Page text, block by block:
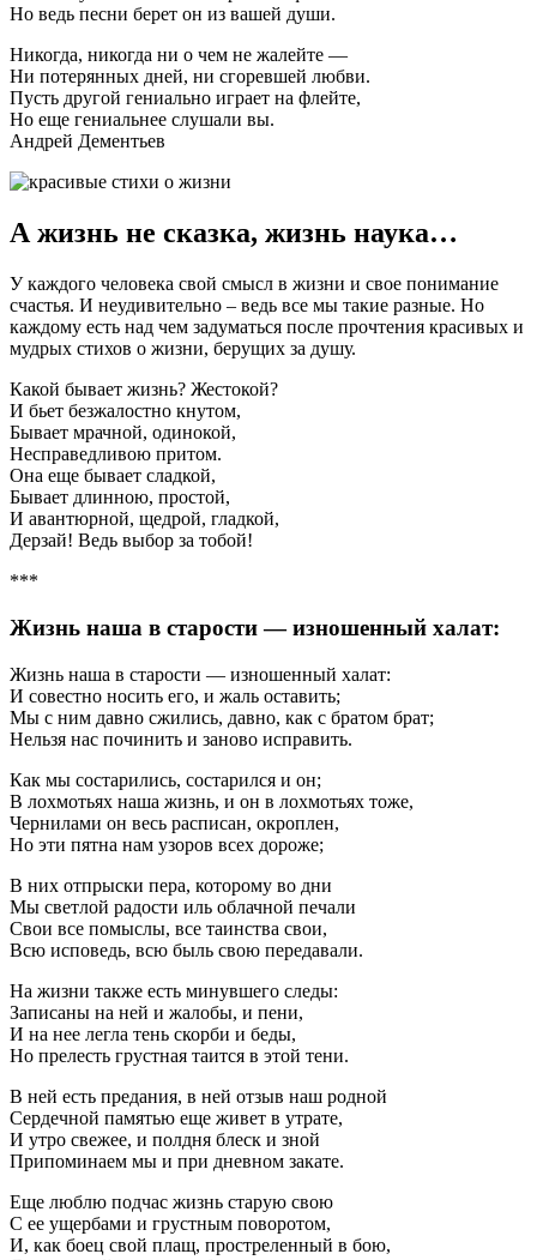
Но ведь песни берет он из вашей души.
Никогда, никогда ни о чем не жалейте —
Ни потерянных дней, ни сгоревшей любви.
Пусть другой гениально играет на флейте,
Но еще гениальнее слушали вы.
Андрей Дементьев
А жизнь не сказка, жизнь наука…
У каждого человека свой смысл в жизни и свое понимание
счастья. И неудивительно – ведь все мы такие разные. Но
каждому есть над чем задуматься после прочтения красивых и
мудрых стихов о жизни, берущих за душу.
Какой бывает жизнь? Жестокой?
И бьет безжалостно кнутом,
Бывает мрачной, одинокой,
Несправедливою притом.
Она еще бывает сладкой,
Бывает длинною, простой,
И авантюрной, щедрой, гладкой,
Дерзай! Ведь выбор за тобой!
***
Жизнь наша в старости — изношенный халат:
Жизнь наша в старости — изношенный халат:
И совестно носить его, и жаль оставить;
Мы с ним давно сжились, давно, как с братом брат;
Нельзя нас починить и заново исправить.
Как мы состарились, состарился и он;
В лохмотьях наша жизнь, и он в лохмотьях тоже,
Чернилами он весь расписан, окроплен,
Но эти пятна нам узоров всех дороже;
В них отпрыски пера, которому во дни
Мы светлой радости иль облачной печали
Свои все помыслы, все таинства свои,
Всю исповедь, всю быль свою передавали.
На жизни также есть минувшего следы:
Записаны на ней и жалобы, и пени,
И на нее легла тень скорби и беды,
Но прелесть грустная таится в этой тени.
В ней есть предания, в ней отзыв наш родной
Сердечной памятью еще живет в утрате,
И утро свежее, и полдня блеск и зной
Припоминаем мы и при дневном закате.
Еще люблю подчас жизнь старую свою
С ее ущербами и грустным поворотом,
И, как боец свой плащ, простреленный в бою,